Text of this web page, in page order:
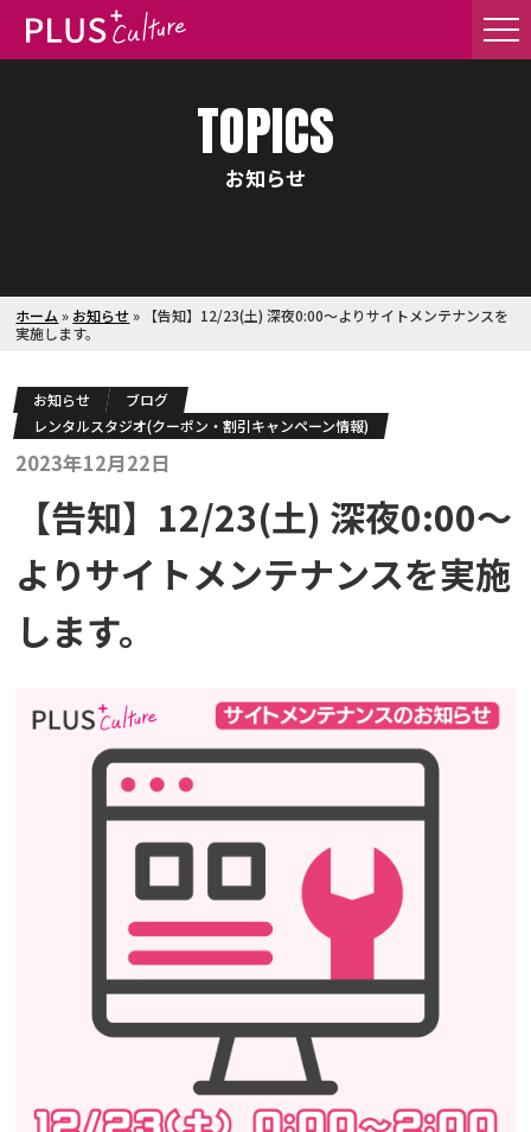
TOPICS
お知らせ
ホーム » お知らせ»
【告知】12/23(土) 深夜0:00〜よりサイトメンテナンスを
実施します。
お知らせ
ブログ
レンタルスタジオ(クーポン・割引キャンペーン情報)
2023年12月22日
【告知】12/23(土) 深夜0:00〜
よりサイトメンテナンスを実施
します。